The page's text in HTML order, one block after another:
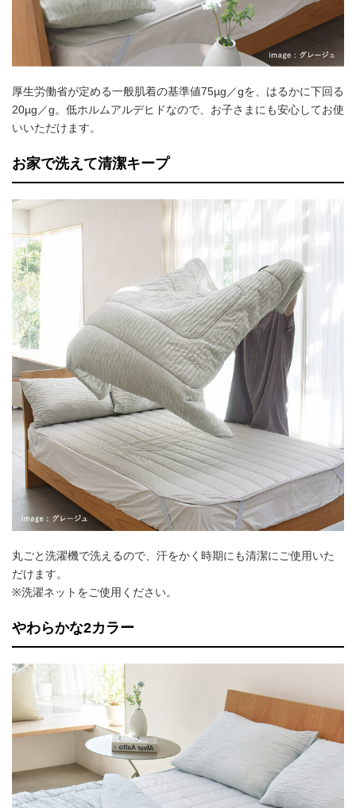
厚生労働省が定める一般肌着の基準値75µg／gを、はるかに下回る
20µg／g。低ホルムアルデヒドなので、お子さまにも安心してお使
いいただけます。
お家で洗えて清潔キープ
丸ごと洗濯機で洗えるので、汗をかく時期にも清潔にご使用いた
だけます。
※洗濯ネットをご使用ください。
やわらかな2カラー